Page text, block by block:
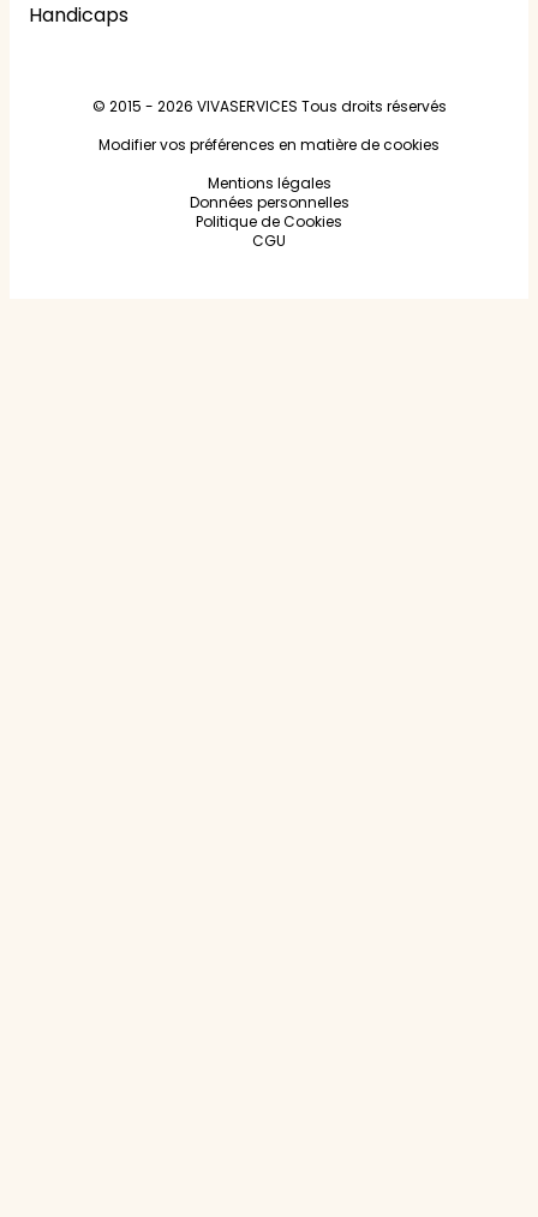
Handicaps
© 2015 - 2026 VIVASERVICES Tous droits réservés
Modifier vos préférences en matière de cookies
Mentions légales
Données personnelles
Politique de Cookies
CGU